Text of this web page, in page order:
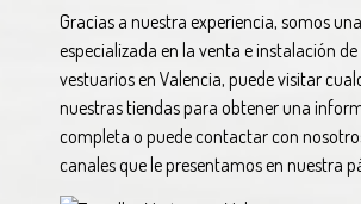
Gracias a nuestra experiencia, somos
especializada en la venta e instalación
vestuarios en Valencia, puede visitar
nuestras tiendas para obtener una
completa o puede contactar con
canales que le presentamos en nuestra